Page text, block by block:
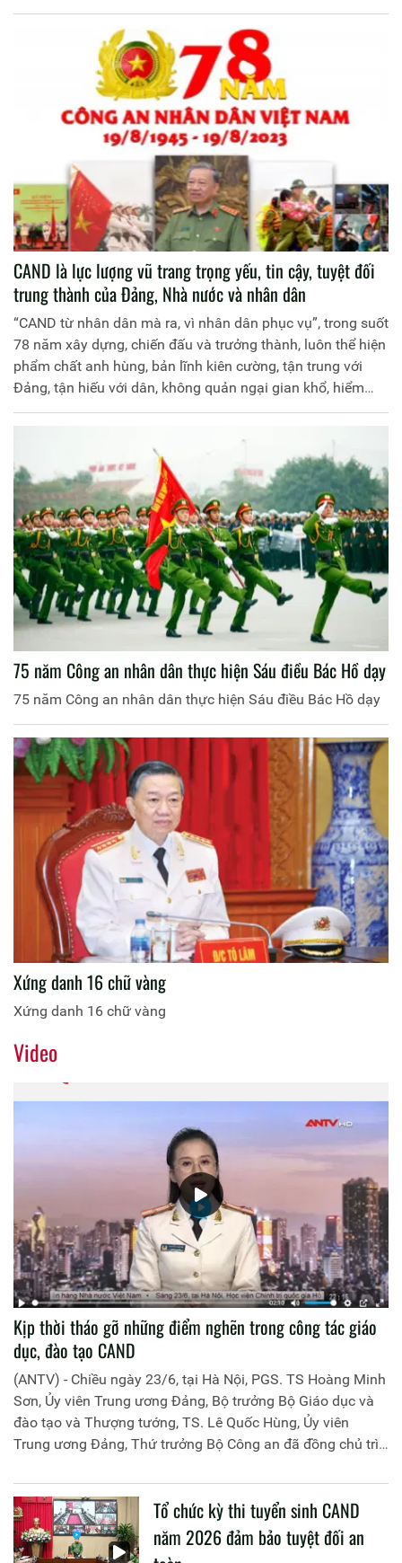
CAND là lực lượng vũ trang trọng yếu, tin cậy, tuyệt đối
trung thành của Đảng, Nhà nước và nhân dân
“CAND từ nhân dân mà ra, vì nhân dân phục vụ”, trong suốt
78 năm xây dựng, chiến đấu và trưởng thành, luôn thể hiện
phẩm chất anh hùng, bản lĩnh kiên cường, tận trung với
Đảng, tận hiếu với dân, không quản ngại gian khổ, hiểm
nguy, thậm chí hy sinh, lập nhiều chiến công nối tiếp chiến
ninh chính trị, trật tự an toàn xã hội, đóng góp rất quan
trọng trong xây dựng, bảo vệ Tổ quốc, bảo vệ cuộc sống
bình yên của nhân dân.
75 năm Công an nhân dân thực hiện Sáu điều Bác Hồ dạy
75 năm Công an nhân dân thực hiện Sáu điều Bác Hồ dạy
Xứng danh 16 chữ vàng
Xứng danh 16 chữ vàng
Video
Kịp thời tháo gỡ những điểm nghẽn trong công tác giáo
dục, đào tạo CAND
(ANTV) - Chiều ngày 23/6, tại Hà Nội, PGS. TS Hoàng Minh
Sơn, Ủy viên Trung ương Đảng, Bộ trưởng Bộ Giáo dục và
đào tạo và Thượng tướng, TS. Lê Quốc Hùng, Ủy viên
Trung ương Đảng, Thứ trưởng Bộ Công an đã đồng chủ trì
liên quan đến công tác giáo dục và đào tạo của lực lượng
CAND.
Tổ chức kỳ thi tuyển sinh CAND
năm 2026 đảm bảo tuyệt đối an